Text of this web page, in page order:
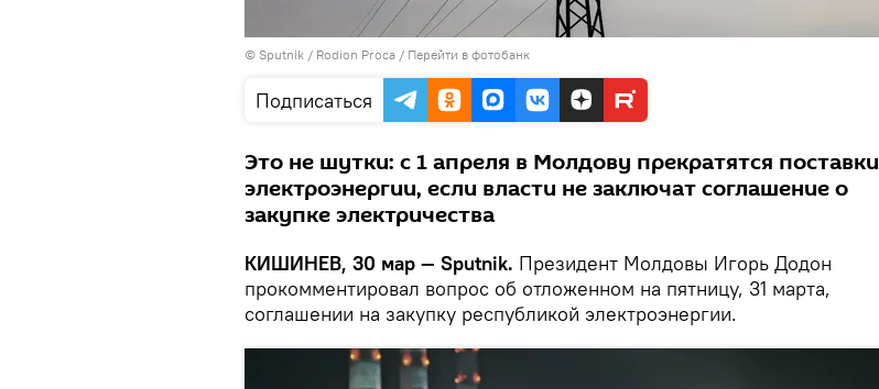
© Sputnik / Rodion Proca / Перейти в фотобанк
Подписаться
Это не шутки: с 1 апреля в Молдову прекратятся поставки
электроэнергии, если власти не заключат соглашение о
закупке электричества
КИШИНЕВ, 30 мар — Sputnik. Президент Молдовы Игорь Додон
прокомментировал вопрос об отложенном на пятницу, 31 марта,
соглашении на закупку республикой электроэнергии.